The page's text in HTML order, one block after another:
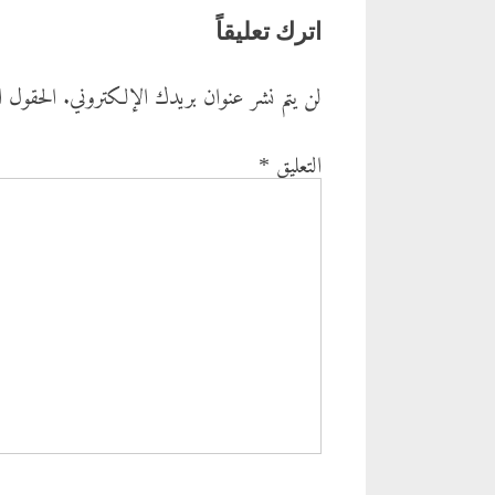
اترك تعليقاً
لن يتم نشر عنوان بريدك الإلكتروني.الحقول
التعليق*